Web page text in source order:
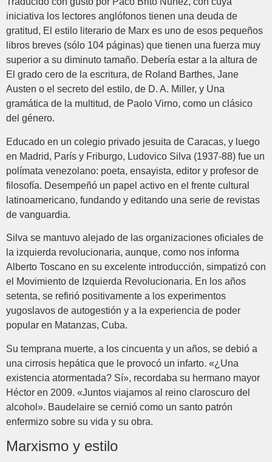
iniciativa los lectores anglófonos tienen una deuda de
gratitud, El estilo literario de Marx es uno de esos pequeños
libros breves (sólo 104 páginas) que tienen una fuerza muy
superior a su diminuto tamaño. Debería estar a la altura de
El grado cero de la escritura, de Roland Barthes, Jane
Austen o el secreto del estilo, de D. A. Miller, y Una
gramática de la multitud, de Paolo Virno, como un clásico
del género.
Educado en un colegio privado jesuita de Caracas, y luego
en Madrid, París y Friburgo, Ludovico Silva (1937-88) fue un
polímata venezolano: poeta, ensayista, editor y profesor de
filosofía. Desempeñó un papel activo en el frente cultural
latinoamericano, fundando y editando una serie de revistas
de vanguardia.
Silva se mantuvo alejado de las organizaciones oficiales de
la izquierda revolucionaria, aunque, como nos informa
Alberto Toscano en su excelente introducción, simpatizó con
el Movimiento de Izquierda Revolucionaria. En los años
setenta, se refirió positivamente a los experimentos
yugoslavos de autogestión y a la experiencia de poder
popular en Matanzas, Cuba.
Su temprana muerte, a los cincuenta y un años, se debió a
una cirrosis hepática que le provocó un infarto. «¿Una
existencia atormentada? Sí», recordaba su hermano mayor
Héctor en 2009. «Juntos viajamos al reino claroscuro del
alcohol». Baudelaire se cernió como un santo patrón
enfermizo sobre su vida y su obra.
Marxismo y estilo